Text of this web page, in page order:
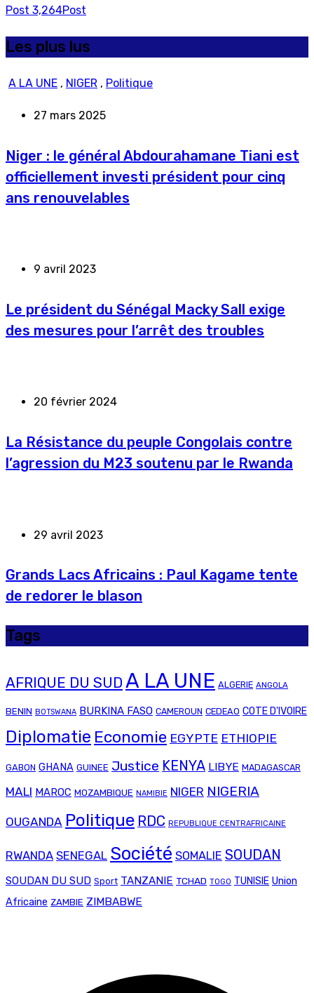
Post 3,264Post
Les plus lus
A LA UNE , NIGER , Politique
27 mars 2025
Niger : le général Abdourahamane Tiani est
officiellement investi président pour cinq
ans renouvelables
9 avril 2023
Le président du Sénégal Macky Sall exige
des mesures pour l’arrêt des troubles
20 février 2024
La Résistance du peuple Congolais contre
l’agression du M23 soutenu par le Rwanda
29 avril 2023
Grands Lacs Africains : Paul Kagame tente
de redorer le blason
Tags
AFRIQUE DU SUD A LA UNE ALGERIE ANGOLA
BENIN BOTSWANA BURKINA FASO CAMEROUN CEDEAO COTE D'IVOIRE
Diplomatie Economie EGYPTE ETHIOPIE
GABON GHANA GUINEE Justice KENYA LIBYE MADAGASCAR
MALI MAROC MOZAMBIQUE NAMIBIE NIGER NIGERIA
OUGANDA Politique RDC REPUBLIQUE CENTRAFRICAINE
RWANDA SENEGAL Société SOMALIE SOUDAN
SOUDAN DU SUD Sport TANZANIE TCHAD TOGO TUNISIE Union
Africaine ZAMBIE ZIMBABWE